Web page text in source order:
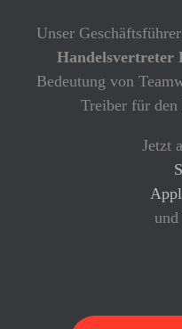
Unser
Handelsvertreter
Bedeutung von
Treiber für den
Jetzt
und